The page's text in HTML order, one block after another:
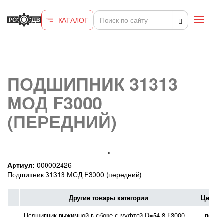
КАТАЛОГ
ПОДШИПНИК 31313
МОД F3000
(ПЕРЕДНИЙ)
Артиул: 000002426
Подшипник 31313 МОД F3000 (передний)
Другие товары категории
Подшипник выжимной в сборе с муфтой D=54,8 F3000
по